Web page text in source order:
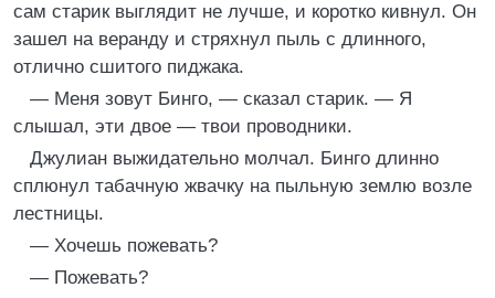
сам старик выглядит не лучше, и коротко кивнул. Он
зашел на веранду и стряхнул пыль с длинного,
отлично сшитого пиджака.
— Меня зовут Бинго, — сказал старик. — Я
слышал, эти двое — твои проводники.
Джулиан выжидательно молчал. Бинго длинно
сплюнул табачную жвачку на пыльную землю возле
лестницы.
— Хочешь пожевать?
— Пожевать?